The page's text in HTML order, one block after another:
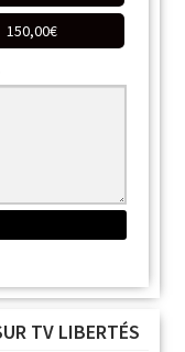
150,00€
TV LIBERTÉS